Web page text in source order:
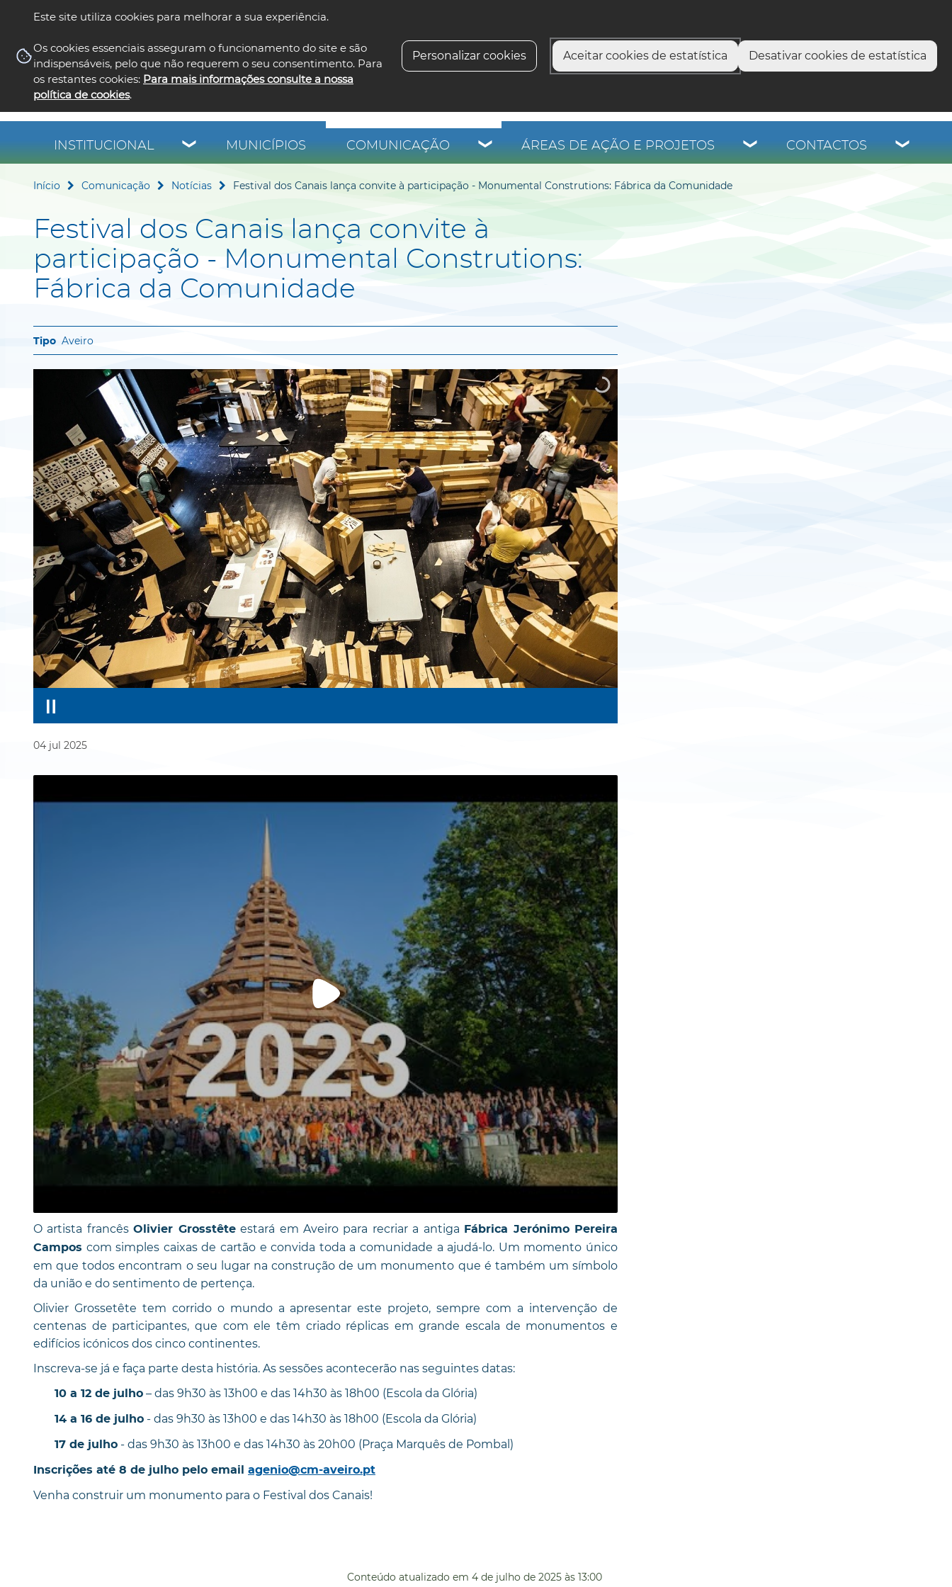
Este site utiliza cookies para melhorar a sua experiência.
Os cookies essenciais asseguram o funcionamento do site e são
indispensáveis, pelo que não requerem o seu consentimento. Para
os restantes cookies: Para mais informações consulte a nossa
política de cookies.
Personalizar cookies Aceitar cookies de estatística Desativar cookies de estatística
INSTITUCIONAL MUNICÍPIOS COMUNICAÇÃO ÁREAS DE AÇÃO E PROJETOS CONTACTOS
Início Comunicação Notícias Festival dos Canais lança convite à participação - Monumental Construtions: Fábrica da Comunidade
Festival dos Canais lança convite à
participação - Monumental Construtions:
Fábrica da Comunidade
Aveiro
04 jul 2025
O artista francêsOlivier Grosstêteestará em Aveiro para recriar a antiga
Fábrica Jerónimo Pereira
Campos com simples caixas de cartão e convida toda a comunidade a ajudá-lo. Um momento único
em que todos encontram o seu lugar na construção de um monumento que é também um símbolo
da união e do sentimento de pertença.
Olivier Grossetête tem corrido o mundo a apresentar este projeto, sempre com a intervenção de
centenas de participantes, que com ele têm criado réplicas em grande escala de monumentos e
edifícios icónicos dos cinco continentes.
Inscreva-se já e faça parte desta história. As sessões acontecerão nas seguintes datas:
10 a 12 de julho – das 9h30 às 13h00 e das 14h30 às 18h00 (Escola da Glória)
14 a 16 de julho - das 9h30 às 13h00 e das 14h30 às 18h00 (Escola da Glória)
17 de julho - das 9h30 às 13h00 e das 14h30 às 20h00 (Praça Marquês de Pombal)
Inscrições até 8 de julho pelo email agenio@cm-aveiro.pt
Venha construir um monumento para o Festival dos Canais!
Conteúdo atualizado em 4 de julho de 2025 às 13:00